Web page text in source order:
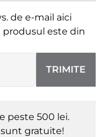
de e-mail aici
este din
TRIMITE
peste 500 lei.
gratuite!